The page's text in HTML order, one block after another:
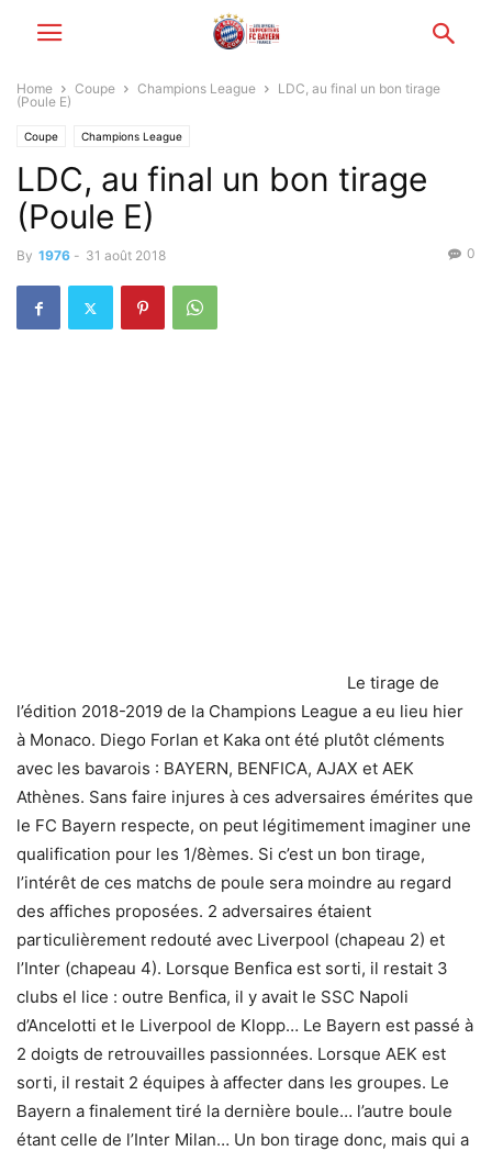
Home Coupe Champions League
LDC, au final un bon tirage
(Poule E)
Coupe Champions League
LDC, au final un bon tirage
(Poule E)
By 1976 - 31 août 2018 0
Le tirage de
l’édition 2018-2019 de la Champions League a eu lieu hier
à Monaco. Diego Forlan et Kaka ont été plutôt cléments
avec les bavarois : BAYERN, BENFICA, AJAX et AEK
Athènes. Sans faire injures à ces adversaires émérites que
le FC Bayern respecte, on peut légitimement imaginer une
qualification pour les 1/8èmes. Si c’est un bon tirage,
l’intérêt de ces matchs de poule sera moindre au regard
des affiches proposées. 2 adversaires étaient
particulièrement redouté avec Liverpool (chapeau 2) et
l’Inter (chapeau 4). Lorsque Benfica est sorti, il restait 3
clubs el lice : outre Benfica, il y avait le SSC Napoli
d’Ancelotti et le Liverpool de Klopp… Le Bayern est passé à
2 doigts de retrouvailles passionnées. Lorsque AEK est
sorti, il restait 2 équipes à affecter dans les groupes. Le
Bayern a finalement tiré la dernière boule… l’autre boule
étant celle de l’Inter Milan… Un bon tirage donc, mais qui a